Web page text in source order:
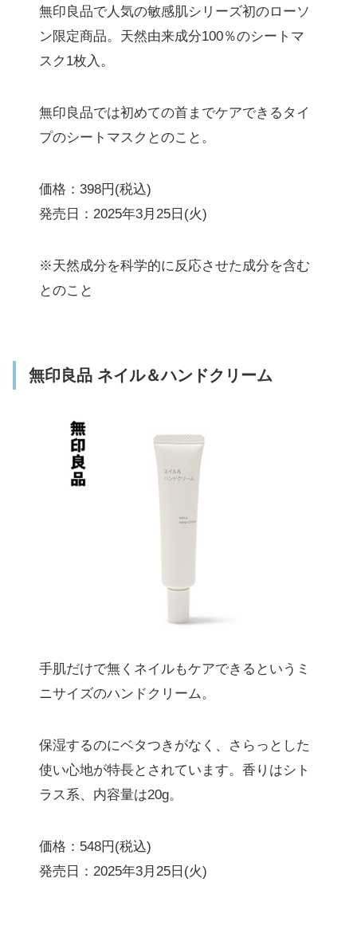
無印良品で人気の敏感肌シリーズ初のローソ
ン限定商品。天然由来成分100％のシートマ
スク1枚入。
無印良品では初めての首までケアできるタイ
プのシートマスクとのこと。
価格：398円(税込)
発売日：2025年3月25日(火)
※天然成分を科学的に反応させた成分を含む
とのこと
無印良品 ネイル＆ハンドクリーム
手肌だけで無くネイルもケアできるというミ
ニサイズのハンドクリーム。
保湿するのにベタつきがなく、さらっとした
使い心地が特長とされています。香りはシト
ラス系、内容量は20g。
価格：548円(税込)
発売日：2025年3月25日(火)